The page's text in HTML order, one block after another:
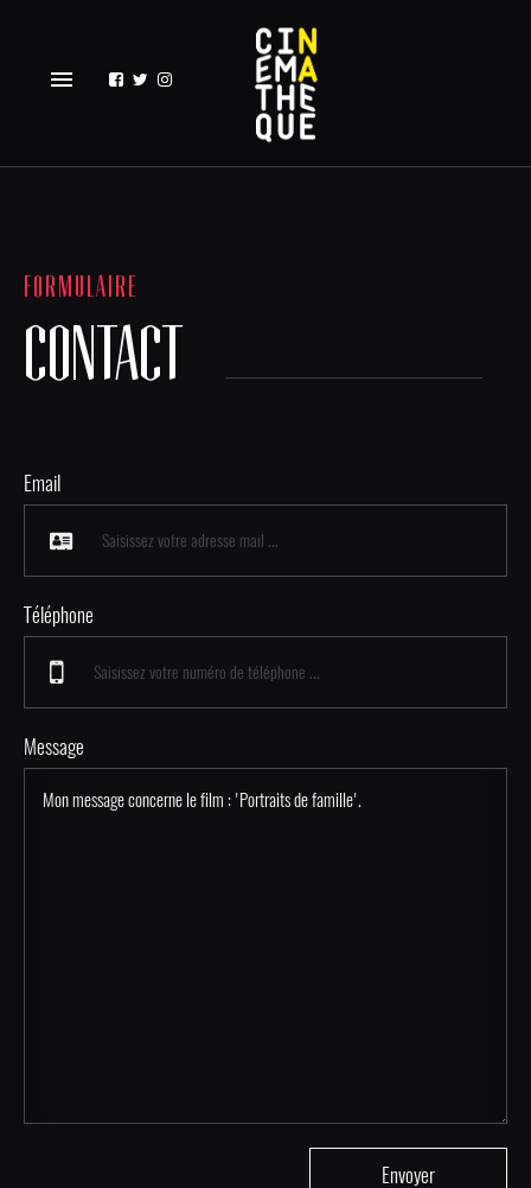
menu
FORMULAIRE
CONTACT
Email
Téléphone
Message